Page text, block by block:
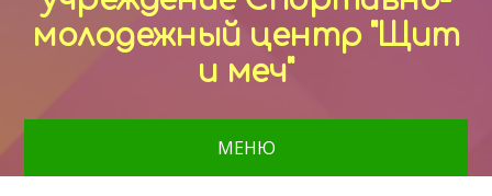
молодежный центр "Щит
и меч"
МЕНЮ